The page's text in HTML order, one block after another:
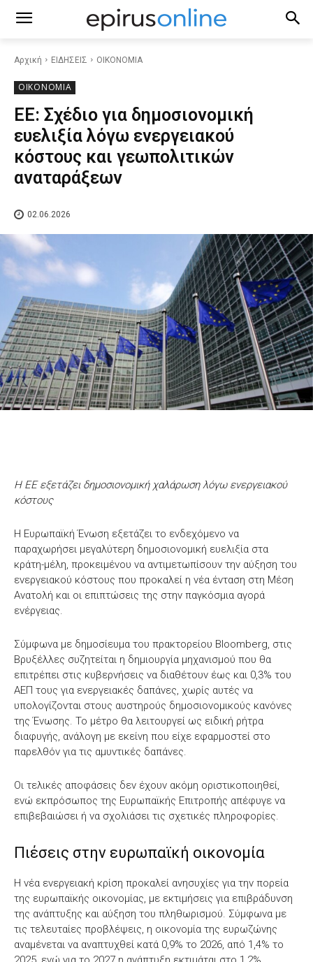
Αρχική ΕΙΔΗΣΕΙΣ ΟΙΚΟΝΟΜΙΑ
ΟΙΚΟΝΟΜΙΑ
ΕΕ: Σχέδιο για δημοσιονομική
ευελιξία λόγω ενεργειακού
κόστους και γεωπολιτικών
αναταράξεων
02.06.2026
Η ΕΕ εξετάζει δημοσιονομική χαλάρωση λόγω ενεργειακού
κόστους
Η Ευρωπαϊκή Ένωση εξετάζει το ενδεχόμενο να
παραχωρήσει μεγαλύτερη δημοσιονομική ευελιξία στα
κράτη-μέλη, προκειμένου να αντιμετωπίσουν την αύξηση του
ενεργειακού κόστους που προκαλεί η νέα ένταση στη Μέση
Ανατολή και οι επιπτώσεις της στην παγκόσμια αγορά
ενέργειας.
Σύμφωνα με δημοσίευμα του πρακτορείου Bloomberg, στις
Βρυξέλλες συζητείται η δημιουργία μηχανισμού που θα
επιτρέπει στις κυβερνήσεις να διαθέτουν έως και 0,3% του
ΑΕΠ τους για ενεργειακές δαπάνες, χωρίς αυτές να
υπολογίζονται στους αυστηρούς δημοσιονομικούς κανόνες
της Ένωσης. Το μέτρο θα λειτουργεί ως ειδική ρήτρα
διαφυγής, ανάλογη με εκείνη που είχε εφαρμοστεί στο
παρελθόν για τις αμυντικές δαπάνες.
Οι τελικές αποφάσεις δεν έχουν ακόμη οριστικοποιηθεί,
ενώ εκπρόσωπος της Ευρωπαϊκής Επιτροπής απέφυγε να
επιβεβαιώσει ή να σχολιάσει τις σχετικές πληροφορίες.
Πιέσεις στην ευρωπαϊκή οικονομία
Η νέα ενεργειακή κρίση προκαλεί ανησυχίες για την πορεία
της ευρωπαϊκής οικονομίας, με εκτιμήσεις για επιβράδυνση
της ανάπτυξης και αύξηση του πληθωρισμού. Σύμφωνα με
τις τελευταίες προβλέψεις, η οικονομία της ευρωζώνης
αναμένεται να αναπτυχθεί κατά 0,9% το 2026, από 1,4% το